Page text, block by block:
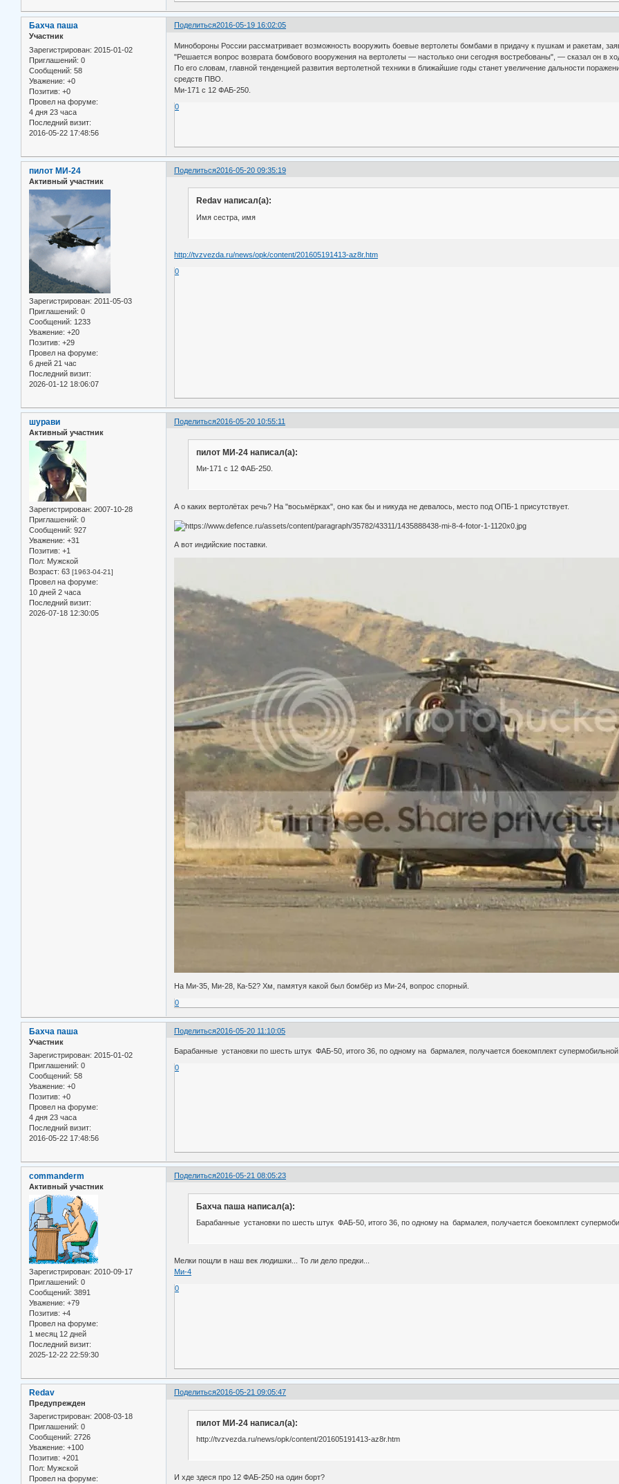
Поделиться2016-05-19 16:02:05
Бахча паша
Участник
Зарегистрирован: 2015-01-02
Приглашений: 0
Сообщений: 58
Уважение: +0
Позитив: +0
Провел на форуме:
4 дня 23 часа
Последний визит:
2016-05-22 17:48:56
Минобороны России рассматривает возможность вооружить боевые вертолеты бомбами в придачу к пушкам и ракетам,
"Решается вопрос возврата бомбового вооружения на вертолеты — настолько они сегодня востребованы", — сказал он в
По его словам, главной тенденцией развития вертолетной техники в ближайшие годы станет увеличение дальности
средств ПВО.
Ми-171 с 12 ФАБ-250.
0
Поделиться2016-05-20 09:35:19
пилот МИ-24
Активный участник
Зарегистрирован: 2011-05-03
Приглашений: 0
Сообщений: 1233
Уважение: +20
Позитив: +29
Провел на форуме:
6 дней 21 час
Последний визит:
2026-01-12 18:06:07
Redav написал(а):
Имя сестра, имя
http://tvzvezda.ru/news/opk/content/201605191413-az8r.htm
0
Поделиться2016-05-20 10:55:11
шурави
Активный участник
Зарегистрирован: 2007-10-28
Приглашений: 0
Сообщений: 927
Уважение: +31
Позитив: +1
Пол: Мужской
Возраст: 63 [1963-04-21]
Провел на форуме:
10 дней 2 часа
Последний визит:
2026-07-18 12:30:05
пилот МИ-24 написал(а):
Ми-171 с 12 ФАБ-250.
А о каких вертолётах речь? На "восьмёрках", оно как бы и никуда не девалось, место под ОПБ-1 присутствует.
А вот индийские поставки.
На Ми-35, Ми-28, Ка-52? Хм, памятуя какой был бомбёр из Ми-24, вопрос спорный.
0
Поделиться2016-05-20 11:10:05
Бахча паша
Участник
Зарегистрирован: 2015-01-02
Приглашений: 0
Сообщений: 58
Уважение: +0
Позитив: +0
Провел на форуме:
4 дня 23 часа
Последний визит:
2016-05-22 17:48:56
Барабанные установки по шесть штук ФАБ-50, итого 36, по одному на бармалея, получается боекомплект
0
Поделиться2016-05-21 08:05:23
commanderm
Активный участник
Зарегистрирован: 2010-09-17
Приглашений: 0
Сообщений: 3891
Уважение: +79
Позитив: +4
Провел на форуме:
1 месяц 12 дней
Последний визит:
2025-12-22 22:59:30
Бахча паша написал(а):
Барабанные установки по шесть штук ФАБ-50, итого 36, по одному на бармалея, получается боекомплект
Мелки пощли в наш век людишки... То ли дело предки...
Ми-4
0
Поделиться2016-05-21 09:05:47
Redav
Предупрежден
Зарегистрирован: 2008-03-18
Приглашений: 0
Сообщений: 2726
Уважение: +100
Позитив: +201
Пол: Мужской
Провел на форуме:
пилот МИ-24 написал(а):
http://tvzvezda.ru/news/opk/content/201605191413-az8r.htm
И хде здеся про 12 ФАБ-250 на один борт?